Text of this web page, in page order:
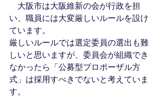
大阪市は大阪維新の会が行政を担
い、職員には大変厳しいルールを設け
ています。
厳しいルールでは選定委員の選出も難
しいと思いますが、委員会が組織でき
なかったら「公募型プロポーザル方
式」は採用すべきでないと考えていま
す。